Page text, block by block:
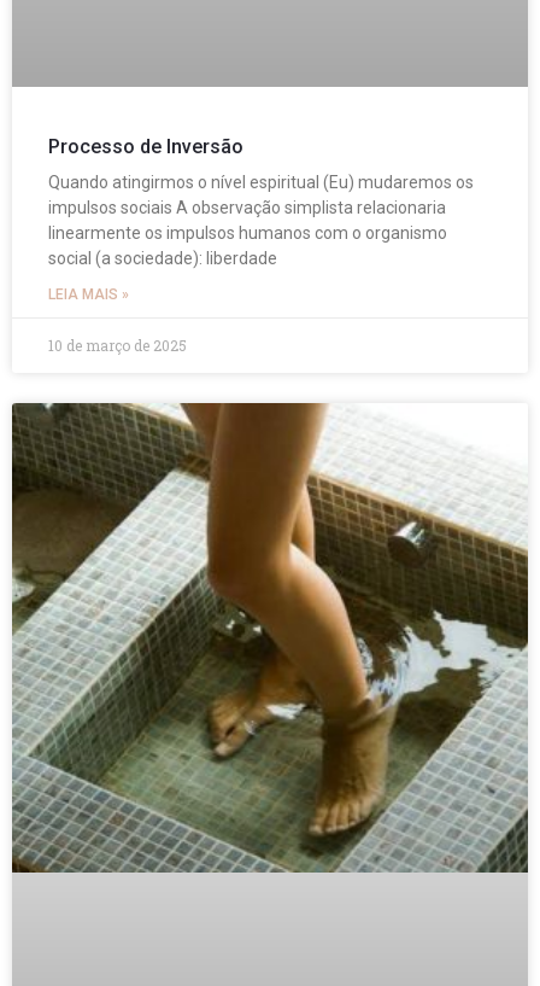
Processo de Inversão
Quando atingirmos o nível espiritual (Eu) mudaremos os
impulsos sociais A observação simplista relacionaria
linearmente os impulsos humanos com o organismo
social (a sociedade): liberdade
LEIA MAIS »
10 de março de 2025